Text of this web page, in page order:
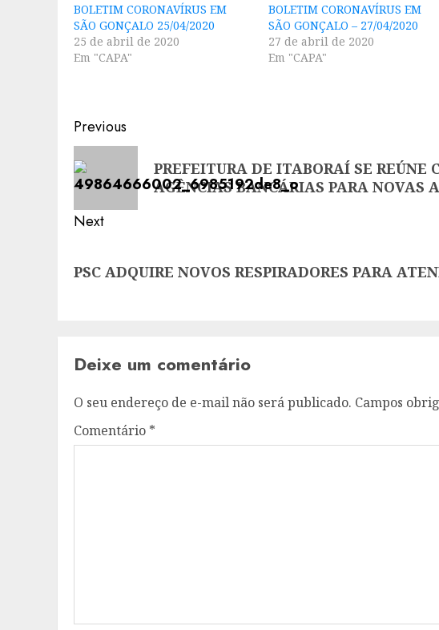
BOLETIM CORONAVÍRUS EM
SÃO GONÇALO 25/04/2020
25 de abril de 2020
Em "CAPA"
BOLETIM CORONAVÍRUS EM
SÃO GONÇALO – 27/04/2020
27 de abril de 2020
Em "CAPA"
Post
navigation
Previous
Previous
post:
PREFEITURA DE ITABORAÍ SE REÚNE
AGÊNCIAS BANCÁRIAS PARA NOVAS
Next
post:
PSC ADQUIRE NOVOS RESPIRADORES PARA
Deixe um comentário
O seu endereço de e-mail não será publicado. Campos
Comentário *